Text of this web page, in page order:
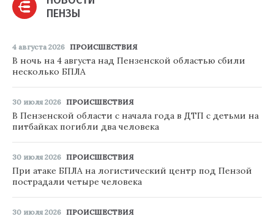
ПЕНЗЫ
4 августа 2026 ПРОИСШЕСТВИЯ
В ночь на 4 августа над Пензенской областью сбили
несколько БПЛА
30 июля 2026 ПРОИСШЕСТВИЯ
В Пензенской области с начала года в ДТП с детьми на
питбайках погибли два человека
30 июля 2026 ПРОИСШЕСТВИЯ
При атаке БПЛА на логистический центр под Пензой
пострадали четыре человека
30 июля 2026 ПРОИСШЕСТВИЯ